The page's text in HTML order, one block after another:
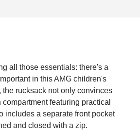
all those essentials: there's a
in this AMG children's
the rucksack not only convinces
featuring practical
includes a separate front pocket
and closed with a zip.